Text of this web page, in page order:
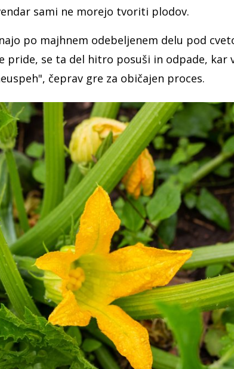
sami ne morejo tvoriti plodov.
po majhnem odebeljenem delu pod
pride, se ta del hitro posuši in odpade, kar
čeprav gre za običajen proces.